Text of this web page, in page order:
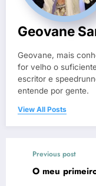
Geovane
Geovane, mais
for velho o
escritor e
entende por gente.
View All Posts
Previous post
O meu